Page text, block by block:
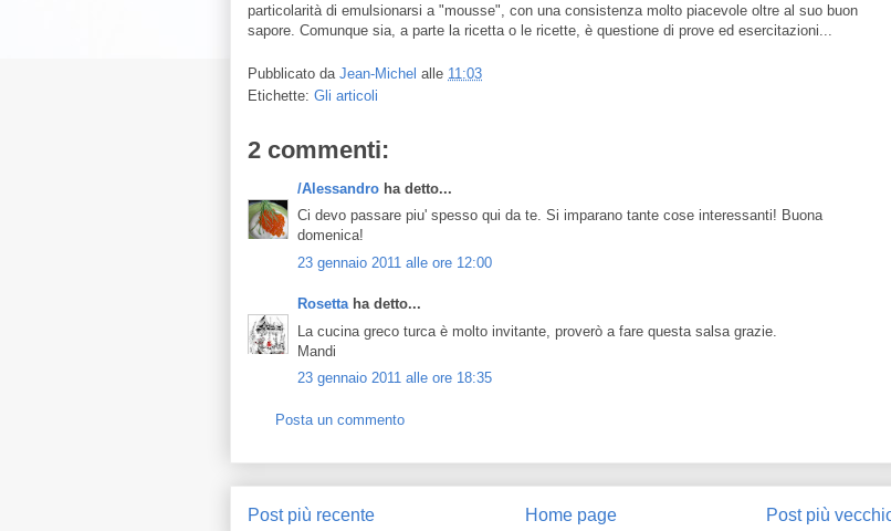
particolarità di emulsionarsi a "mousse", con una consistenza molto piacevole oltre al suo buon
sapore. Comunque sia, a parte la ricetta o le ricette, è questione di prove ed esercitazioni...
Pubblicato da Jean-Michel alle 11:03
Etichette: Gli articoli
2 commenti:
/Alessandro ha detto...
Ci devo passare piu' spesso qui da te. Si imparano tante cose interessanti! Buona
domenica!
23 gennaio 2011 alle ore 12:00
Rosettaha detto...
La cucina greco turca è molto invitante, proverò a fare questa salsa grazie.
Mandi
23 gennaio 2011 alle ore 18:35
Posta un commento
Post più recente Post più
Home page